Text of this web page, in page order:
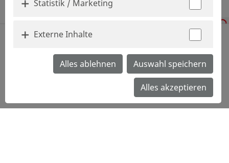
Online-Bewerbung
Statistik / Marketing
Externe Inhalte
Alles ablehnen Auswahl speichern
Alles akzeptieren